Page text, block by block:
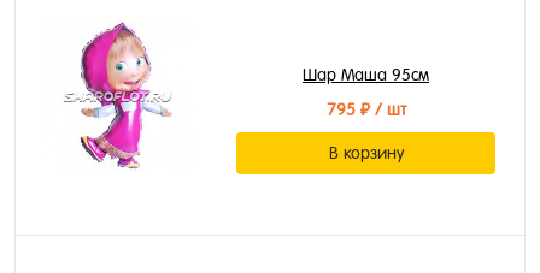
Шар Маша 95см
795 ₽/ шт
В корзину